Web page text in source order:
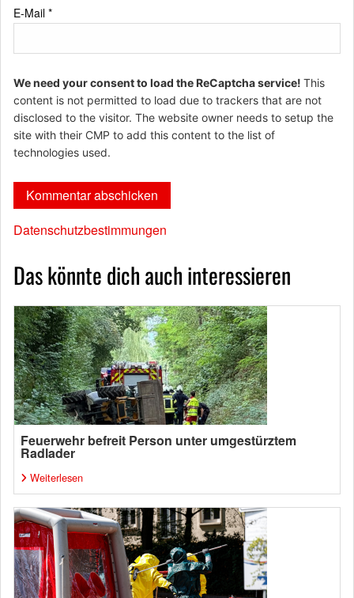
E-Mail *
We need your consent to load the ReCaptcha service! This
content is not permitted to load due to trackers that are not
disclosed to the visitor. The website owner needs to setup the
site with their CMP to add this content to the list of
technologies used.
Datenschutzbestimmungen
Das könnte dich auch interessieren
Feuerwehr befreit Person unter umgestürztem
Radlader
Weiterlesen